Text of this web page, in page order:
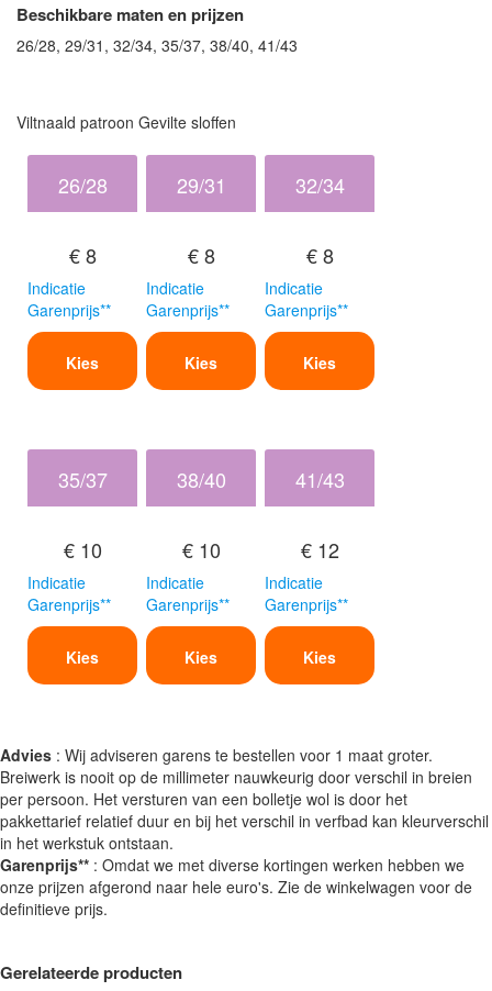
Beschikbare maten en prijzen
26/28, 29/31, 32/34, 35/37, 38/40, 41/43
Viltnaald patroon Gevilte sloffen
26/28
€ 8
Indicatie
Garenprijs**
Kies
29/31
€ 8
Indicatie
Garenprijs**
Kies
32/34
€ 8
Indicatie
Garenprijs**
Kies
35/37
€ 10
Indicatie
Garenprijs**
Kies
38/40
€ 10
Indicatie
Garenprijs**
Kies
41/43
€ 12
Indicatie
Garenprijs**
Kies
Advies : Wij adviseren garens te bestellen voor 1 maat groter.
Breiwerk is nooit op de millimeter nauwkeurig door verschil in breien
per persoon. Het versturen van een bolletje wol is door het
pakkettarief relatief duur en bij het verschil in verfbad kan kleurverschil
in het werkstuk ontstaan.
Garenprijs** : Omdat we met diverse kortingen werken hebben we
onze prijzen afgerond naar hele euro's. Zie de winkelwagen voor de
definitieve prijs.
Gerelateerde producten